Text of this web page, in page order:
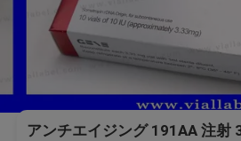
アンチエイジング 191AA 注射